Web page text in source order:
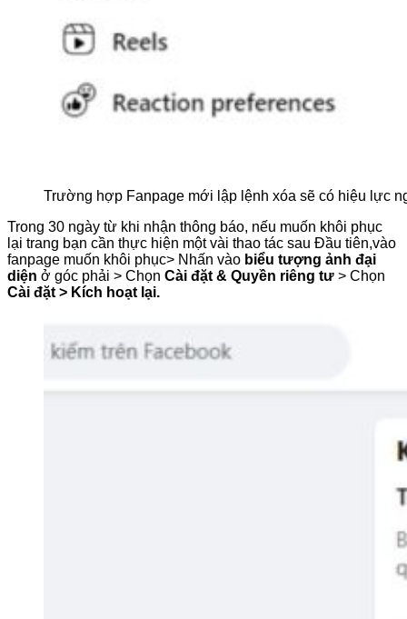
Trường hợp Fanpage mới lập lệnh xóa sẽ có hiệu lực
Trong 30 ngày từ khi nhận thông báo, nếu muốn khôi phục
lại trang bạn cần thực hiện một vài thao tác sau Đầu tiên,vào
fanpage muốn khôi phục> Nhấn vào biểu tượng ảnh đại
diện ở góc phải > Chọn Cài đặt & Quyền riêng tư > Chọn
Cài đặt > Kích hoạt lại.